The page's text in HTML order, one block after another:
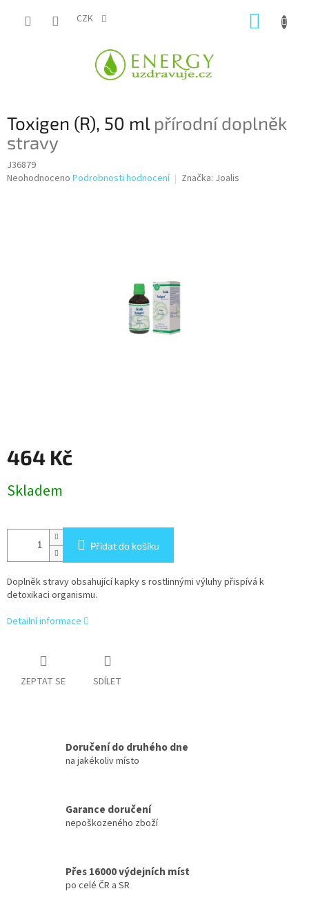
CZK
Toxigen (R), 50 ml přírodní doplněk
stravy
J36879
Průměrné
Neohodnoceno Podrobnosti hodnocení Značka: Joalis
464 Kč
cena:
Skladem
Přidat do košíku
Doplněk stravy obsahující kapky s rostlinnými výluhy přispívá k
detoxikaci organismu.
Detailní informace
ZEPTAT SE SDÍLET
Doručení do druhého dne
na jakékoliv místo
Garance doručení
nepoškozeného zboží
Přes 16000 výdejních míst
po celé ČR a SR